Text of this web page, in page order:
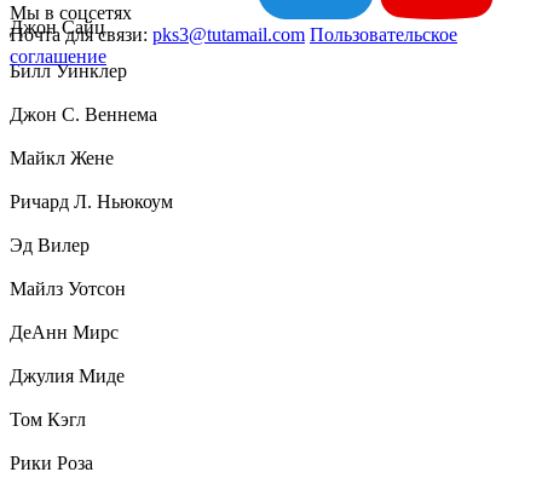
Джон Сайц
Билл Уинклер
Джон С. Веннема
Майкл Жене
Ричард Л. Ньюкоум
Эд Вилер
Майлз Уотсон
ДеАнн Мирс
Джулия Миде
Том Кэгл
Рики Роза
Мы в соцсетях
Почта для связи: pks3@tutamail.com Пользовательское
соглашение